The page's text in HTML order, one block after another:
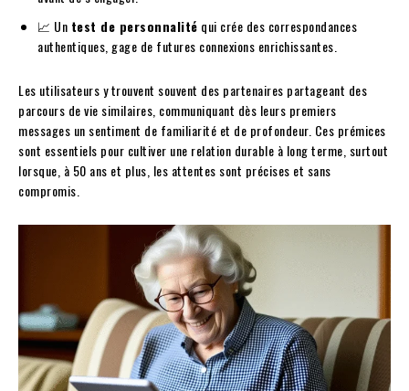
📈 Un test de personnalité qui crée des correspondances
authentiques, gage de futures connexions enrichissantes.
Les utilisateurs y trouvent souvent des partenaires partageant des
parcours de vie similaires, communiquant dès leurs premiers
messages un sentiment de familiarité et de profondeur. Ces prémices
sont essentiels pour cultiver une relation durable à long terme, surtout
lorsque, à 50 ans et plus, les attentes sont précises et sans
compromis.